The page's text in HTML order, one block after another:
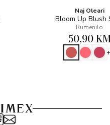
Naj Oleari
Bloom Up Blush
Rumenilo
50,90